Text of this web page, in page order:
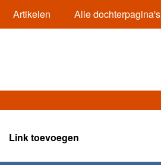
Artikelen Alle dochterpagina's
Link toevoegen